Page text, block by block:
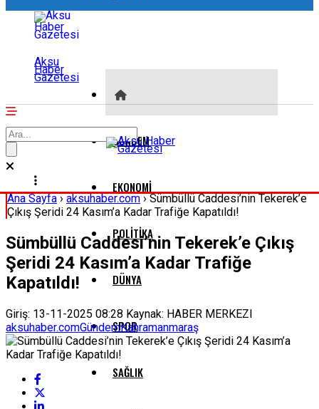
Aksu
Haber
Gazetesi
GÜNDEM
EKONOMI
POLITIKA
DÜNYA
SPOR
SAĞLIK
Ana Sayfa›aksuhaber.com›Sümbüllü Caddesi’nin Tekerek’e
Çıkış Şeridi 24 Kasım’a Kadar Trafiğe Kapatıldı!
Sümbüllü Caddesi’nin Tekerek’e Çıkış
Şeridi 24 Kasım’a Kadar Trafiğe
Kapatıldı!
Giriş: 13-11-2025 08:28 Kaynak: HABER MERKEZI
aksuhaber.comGündemKahramanmaraş